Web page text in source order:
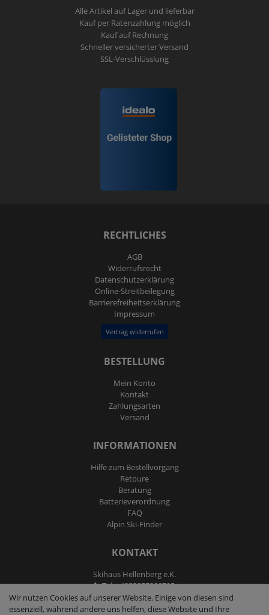
Alle Artikel auf Lager und lieferbar
Kauf per Ratenzahlung möglich
Kauf auf Rechnung
Schneller versicherter Versand
SSL-Verschlüsslung
RECHTLICHES
AGB
Widerrufs­recht
Daten­schutz­erklärung
Online-Streitbeilegung
Barrierefreiheitserklärung
Impressum
Vertrag widerrufen
BESTELLUNG
Mein Konto
Kontakt
Zahlungsarten
Versand
INFORMATIONEN
Hilfe zum Bestellvorgang
Retoure
Beratung
Batterieverordnung
FAQ
Alpin Ski-Finder
KONTAKT
Skihaus Hellenberg e.K.
Tel: +4933855200795
Fax: +4933855200793
kontakt@ski-andmore.de
Wir nutzen Cookies auf unserer Website. Einige von diesen sind
essenziell, während andere uns helfen, diese Website und Ihre